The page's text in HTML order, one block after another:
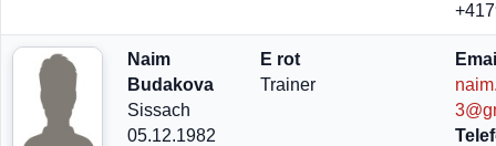
Naim
Budakova
Sissach
05.12.1982
E rot
Trainer